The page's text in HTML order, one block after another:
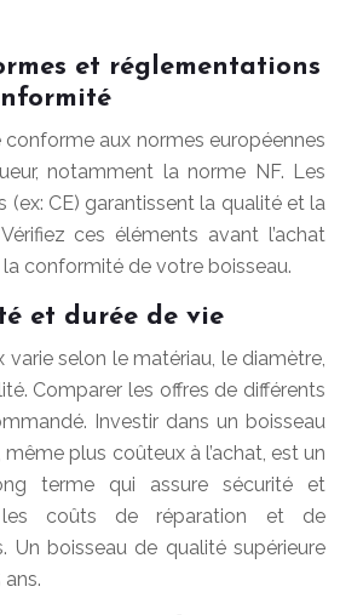
et réglementations
aux normes européennes
notamment la norme NF. Les
(ex: CE) garantissent la qualité et la
ces éléments avant l’achat
conformité de votre boisseau.
et durée de vie
varie selon le matériau, le diamètre,
Comparer les offres de différents
Investir dans un boisseau
plus coûteux à l’achat, est un
terme qui assure sécurité et
les coûts de réparation et de
Un boisseau de qualité supérieure